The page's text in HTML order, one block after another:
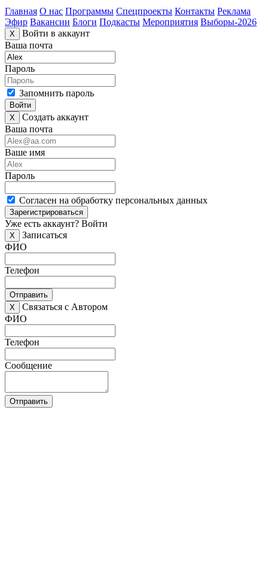
Главная О нас Программы Спецпроекты Контакты Реклама
Эфир Вакансии Блоги Подкасты Мероприятия Выборы-2026
X
Войти в аккаунт
Ваша почта
Пароль
Запомнить пароль
Войти
X
Создать аккаунт
Ваша почта
Ваше имя
Пароль
Согласен на обработку персональных данных
Зарегистрироваться
Уже есть аккаунт? Войти
X
Записаться
ФИО
Телефон
Отправить
X
Связаться с Автором
ФИО
Телефон
Сообщение
Отправить